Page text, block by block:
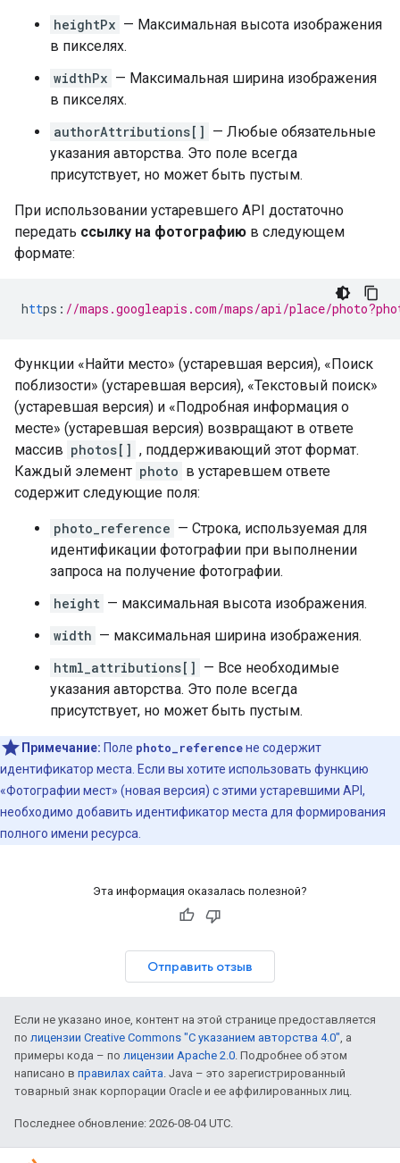
heightPx — Максимальная высота изображения
в пикселях.
widthPx — Максимальная ширина изображения
в пикселях.
authorAttributions[] — Любые обязательные
указания авторства. Это поле всегда
присутствует, но может быть пустым.
При использовании устаревшего API достаточно
передать ссылку на фотографию в следующем
формате:
https : //maps.googleapis.com/maps/api/place/
Функции «Найти место» (устаревшая версия), «Поиск
поблизости» (устаревшая версия), «Текстовый поиск»
(устаревшая версия) и «Подробная информация о
месте» (устаревшая версия) возвращают в ответе
массив photos[] , поддерживающий этот формат.
Каждый элемент photo в устаревшем ответе
содержит следующие поля:
photo_reference — Строка, используемая для
идентификации фотографии при выполнении
запроса на получение фотографии.
height — максимальная высота изображения.
width — максимальная ширина изображения.
html_attributions[] — Все необходимые
указания авторства. Это поле всегда
присутствует, но может быть пустым.
Примечание: Поле photo_referenceне содержит
идентификатор места. Если вы хотите использовать функцию
«Фотографии мест» (новая версия) с этими устаревшими API,
необходимо добавить идентификатор места для формирования
полного имени ресурса.
Эта информация оказалась полезной?
Отправить отзыв
Если не указано иное, контент на этой странице предоставляется
по лицензии Creative Commons "С указанием авторства 4.0", а
примеры кода – по лицензии Apache 2.0. Подробнее об этом
написано в правилах сайта. Java – это зарегистрированный
товарный знак корпорации Oracle и ее аффилированных лиц.
Последнее обновление: 2026-08-04 UTC.